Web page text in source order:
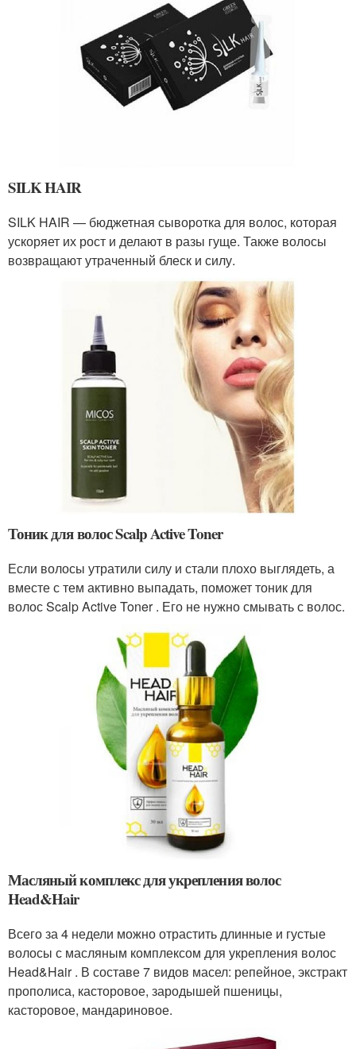
SILK HAIR
SILK HAIR — бюджетная сыворотка для волос, которая
ускоряет их рост и делают в разы гуще. Также волосы
возвращают утраченный блеск и силу.
Тоник для волос Scalp Active Toner
Если волосы утратили силу и стали плохо выглядеть, а
вместе с тем активно выпадать, поможет тоник для
волос Scalp Active Toner . Его не нужно смывать с волос.
Масляный комплекс для укрепления волос
Head&Hair
Всего за 4 недели можно отрастить длинные и густые
волосы с масляным комплексом для укрепления волос
Head&Hair . В составе 7 видов масел: репейное, экстракт
прополиса, касторовое, зародышей пшеницы,
касторовое, мандариновое.